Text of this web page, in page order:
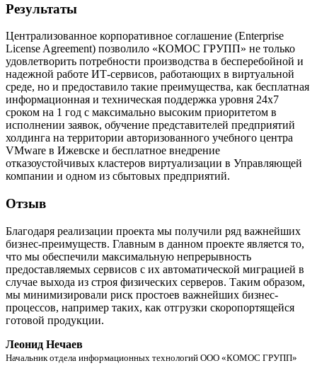
Результаты
Централизованное корпоративное соглашение (Enterprise
License Agreement) позволило «КОМОС ГРУПП» не только
удовлетворить потребности производства в бесперебойной и
надежной работе ИТ-сервисов, работающих в виртуальной
среде, но и предоставило такие преимущества, как бесплатная
информационная и техническая поддержка уровня 24х7
сроком на 1 год c максимально высоким приоритетом в
исполнении заявок, обучение представителей предприятий
холдинга на территории авторизованного учебного центра
VMware в Ижевске и бесплатное внедрение
отказоустойчивых кластеров виртуализации в Управляющей
компании и одном из сбытовых предприятий.
Отзыв
Благодаря реализации проекта мы получили ряд важнейших
бизнес-преимуществ. Главным в данном проекте является то,
что мы обеспечили максимальную непрерывность
предоставляемых сервисов с их автоматической миграцией в
случае выхода из строя физических серверов. Таким образом,
мы минимизировали риск простоев важнейших бизнес-
процессов, например таких, как отгрузки скоропортящейся
готовой продукции.
Леонид Нечаев
Начальник отдела информационных технологий ООО «КОМОС ГРУПП»